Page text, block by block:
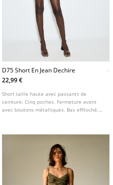
D75 Short En Jean Dechire
22,99 €
Short taille haute avec passants de
ceinture. Cinq poches. Fermeture avant
avec boutons métalliques. Bas effiloché.